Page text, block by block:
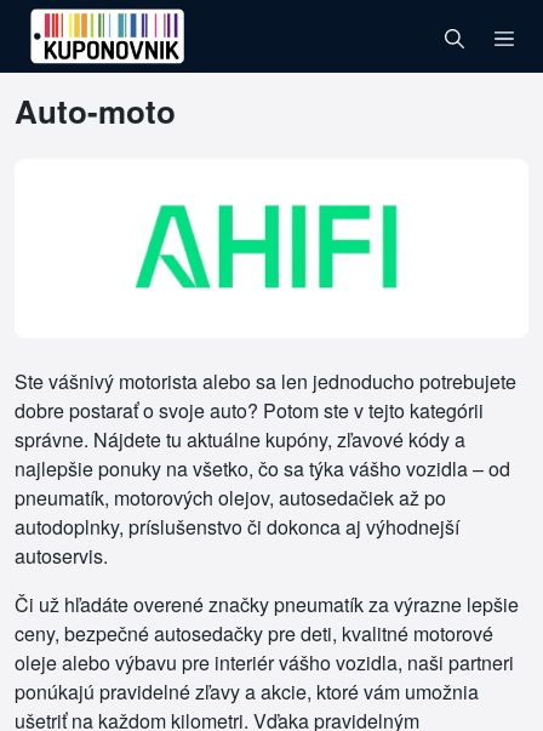
Auto-moto
Ste vášnivý motorista alebo sa len jednoducho potrebujete
dobre postarať o svoje auto? Potom ste v tejto kategórii
správne. Nájdete tu aktuálne kupóny, zľavové kódy a
najlepšie ponuky na všetko, čo sa týka vášho vozidla – od
pneumatík, motorových olejov, autosedačiek až po
autodoplnky, príslušenstvo či dokonca aj výhodnejší
autoservis.
Či už hľadáte overené značky pneumatík za výrazne lepšie
ceny, bezpečné autosedačky pre deti, kvalitné motorové
oleje alebo výbavu pre interiér vášho vozidla, naši partneri
ponúkajú pravidelné zľavy a akcie, ktoré vám umožnia
ušetriť na každom kilometri. Vďaka pravidelným